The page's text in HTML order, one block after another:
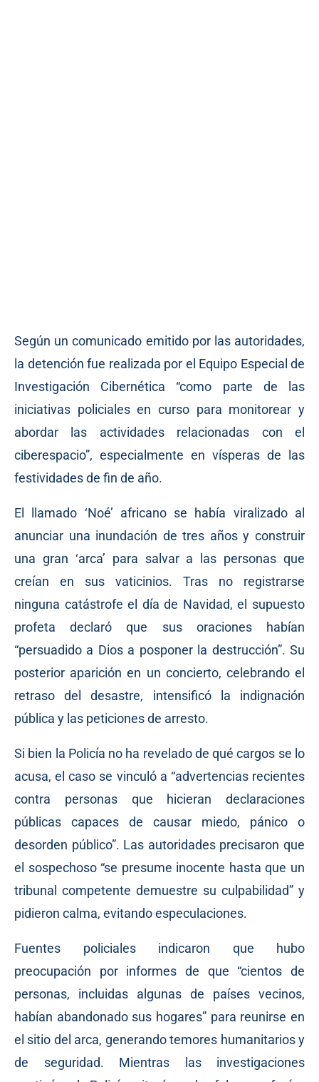
Según un comunicado emitido por las autoridades,
la detención fue realizada por el Equipo Especial de
Investigación Cibernética “como parte de las
iniciativas policiales en curso para monitorear y
abordar las actividades relacionadas con el
ciberespacio”, especialmente en vísperas de las
festividades de fin de año.
El llamado ‘Noé’ africano se había viralizado al
anunciar una inundación de tres años y construir
una gran ‘arca’ para salvar a las personas que
creían en sus vaticinios. Tras no registrarse
ninguna catástrofe el día de Navidad, el supuesto
profeta declaró que sus oraciones habían
“persuadido a Dios a posponer la destrucción”. Su
posterior aparición en un concierto, celebrando el
retraso del desastre, intensificó la indignación
pública y las peticiones de arresto.
Si bien la Policía no ha revelado de qué cargos se lo
acusa, el caso se vinculó a “advertencias recientes
contra personas que hicieran declaraciones
públicas capaces de causar miedo, pánico o
desorden público”. Las autoridades precisaron que
el sospechoso “se presume inocente hasta que un
tribunal competente demuestre su culpabilidad” y
pidieron calma, evitando especulaciones.
Fuentes policiales indicaron que hubo
preocupación por informes de que “cientos de
personas, incluidas algunas de países vecinos,
habían abandonado sus hogares” para reunirse en
el sitio del arca, generando temores humanitarios y
de seguridad. Mientras las investigaciones